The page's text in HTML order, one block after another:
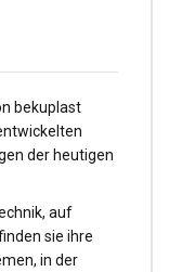
bekuplast
der heutigen
auf
sie ihre
in der